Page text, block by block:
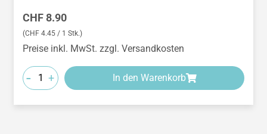
Regulärer Preis:
CHF 8.90
(CHF 4.45 / 1 Stk.)
Preise inkl. MwSt. zzgl. Versandkosten
- + In den Warenkorb